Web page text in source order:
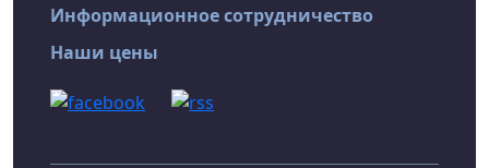
Информационное сотрудничество
Наши цены